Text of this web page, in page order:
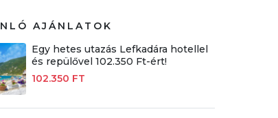
AJÁNLATOK
Egy hetes utazás Lefkadára hotellel
és repülővel 102.350 Ft-ért!
102.350 FT